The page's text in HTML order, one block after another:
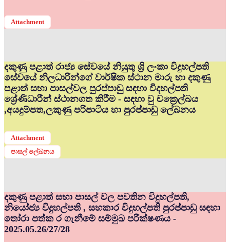
Attachment
දකුණු පළාත් රාජ්‍ය සේවයේ නියුතු ශ්‍රි ලංකා විදුහල්පති
සේවයේ නිලධාරින්ගේ වාර්ෂික ස්ථාන මාරු හා දකුණු
පළාත් සභා පාසල්වල පුරප්පාඩු සඳහා විදහල්පති
ශ්‍රේණිධාරීන් ස්ථානගත කිරීම - සඳහා වු චක්‍රෙල්ඛය
,අයදුම්පත,ලකුණු පරිපාටිය හා පුරප්පාඩු ලේඛනය
Attachment
පාසල් ලේඛනය
දකුණු පළාත් සභා පාසල් වල පවතින විදුහල්පති,
නියෝජ්‍ය විදුහල්පති , සහකාර විදුහල්පති පුරප්පාඩු සඳහා
තෝරා පත්ක ර ගැනීමේ සම්මුඛ පරීක්ෂණය -
2025.05.26/27/28